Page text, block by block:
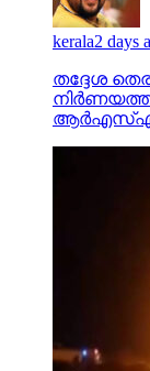
kerala2 days
തദ്ദേശ